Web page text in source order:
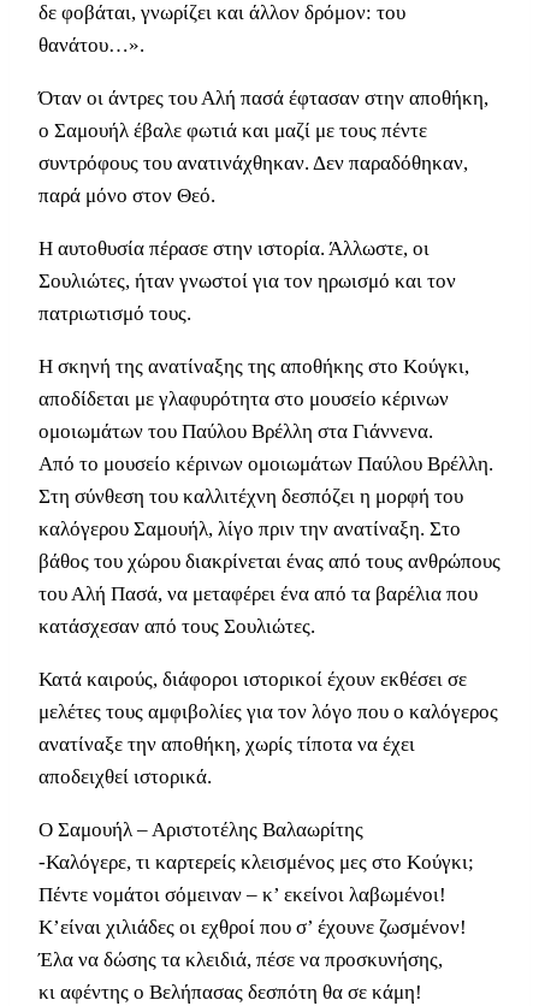
δε φοβάται, γνωρίζει και άλλον δρόμον: του
θανάτου…».
Όταν οι άντρες του Αλή πασά έφτασαν στην αποθήκη,
ο Σαμουήλ έβαλε φωτιά και μαζί με τους πέντε
συντρόφους του ανατινάχθηκαν. Δεν παραδόθηκαν,
παρά μόνο στον Θεό.
Η αυτοθυσία πέρασε στην ιστορία. Άλλωστε, οι
Σουλιώτες, ήταν γνωστοί για τον ηρωισμό και τον
πατριωτισμό τους.
Η σκηνή της ανατίναξης της αποθήκης στο Κούγκι,
αποδίδεται με γλαφυρότητα στο μουσείο κέρινων
ομοιωμάτων του Παύλου Βρέλλη στα Γιάννενα.
Από το μουσείο κέρινων ομοιωμάτων Παύλου Βρέλλη.
Στη σύνθεση του καλλιτέχνη δεσπόζει η μορφή του
καλόγερου Σαμουήλ, λίγο πριν την ανατίναξη. Στο
βάθος του χώρου διακρίνεται ένας από τους ανθρώπους
του Αλή Πασά, να μεταφέρει ένα από τα βαρέλια που
κατάσχεσαν από τους Σουλιώτες.
Κατά καιρούς, διάφοροι ιστορικοί έχουν εκθέσει σε
μελέτες τους αμφιβολίες για τον λόγο που ο καλόγερος
ανατίναξε την αποθήκη, χωρίς τίποτα να έχει
αποδειχθεί ιστορικά.
Ο Σαμουήλ – Αριστοτέλης Βαλαωρίτης
-Καλόγερε, τι καρτερείς κλεισμένος μες στο Κούγκι;
Πέντε νομάτοι σόμειναν – κ’ εκείνοι λαβωμένοι!
Κ’είναι χιλιάδες οι εχθροί που σ’ έχουνε ζωσμένον!
Έλα να δώσης τα κλειδιά, πέσε να προσκυνήσης,
κι αφέντης ο Βελήπασας δεσπότη θα σε κάμη!